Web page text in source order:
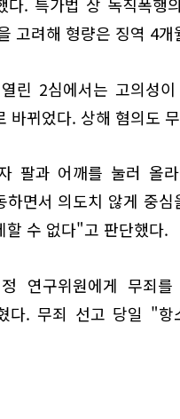
다. 특가법 상 독직폭행
고려해 형량은 징역 4
린 2심에서는 고의성
바뀌었다. 상해 혐의도
팔과 어깨를 눌러 올
하면서 의도치 않게 중
할 수 없다"고 판단했다.
연구위원에게 무죄
다. 무죄 선고 당일 "